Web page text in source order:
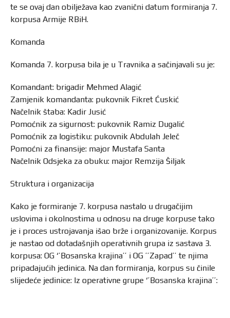
te se ovaj dan obilježava kao zvanični datum formiranja 7.
korpusa Armije RBiH.
Komanda
Komanda 7. korpusa bila je u Travnika a sačinjavali su je:
Komandant: brigadir Mehmed Alagić
Zamjenik komandanta: pukovnik Fikret Ćuskić
Načelnik štaba: Kadir Jusić
Pomoćnik za sigurnost: pukovnik Ramiz Dugalić
Pomoćnik za logistiku: pukovnik Abdulah Jeleč
Pomoćni za finansije: major Mustafa Santa
Načelnik Odsjeka za obuku: major Remzija Šiljak
Struktura i organizacija
Kako je formiranje 7. korpusa nastalo u drugačijim
uslovima i okolnostima u odnosu na druge korpuse tako
je i proces ustrojavanja išao brže i organizovanije. Korpus
je nastao od dotadašnjih operativnih grupa iz sastava 3.
korpusa: OG ‘’Bosanska krajina’’ i OG ’’Zapad’’ te njima
pripadajućih jedinica. Na dan formiranja, korpus su činile
slijedeće jedinice: Iz operativne grupe ‘’Bosanska krajina’’: